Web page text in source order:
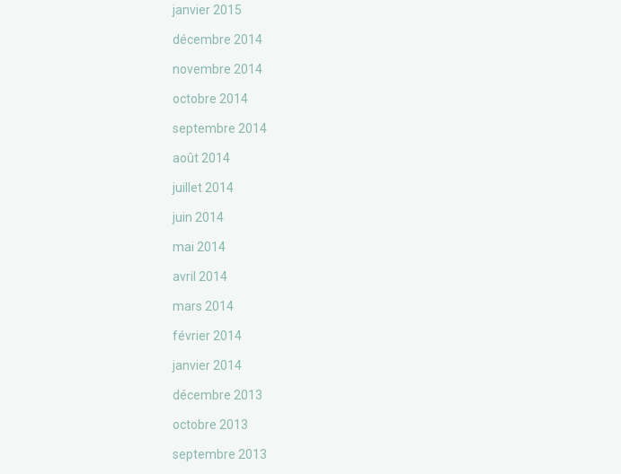
janvier 2015
décembre 2014
novembre 2014
octobre 2014
septembre 2014
août 2014
juillet 2014
juin 2014
mai 2014
avril 2014
mars 2014
février 2014
janvier 2014
décembre 2013
octobre 2013
septembre 2013